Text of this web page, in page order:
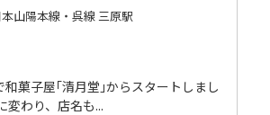
山陽本線・呉線 三原駅
菓子屋｢清月堂｣からスタートしまし
変わり、店名も...